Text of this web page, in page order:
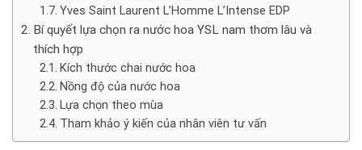
Yves Saint Laurent L’Homme L’Intense EDP
Bí quyết lựa chọn ra nước hoa YSL nam thơm lâu và
thích hợp
Kích thước chai nước hoa
Nồng độ của nước hoa
Lựa chọn theo mùa
Tham khảo ý kiến của nhân viên tư vấn